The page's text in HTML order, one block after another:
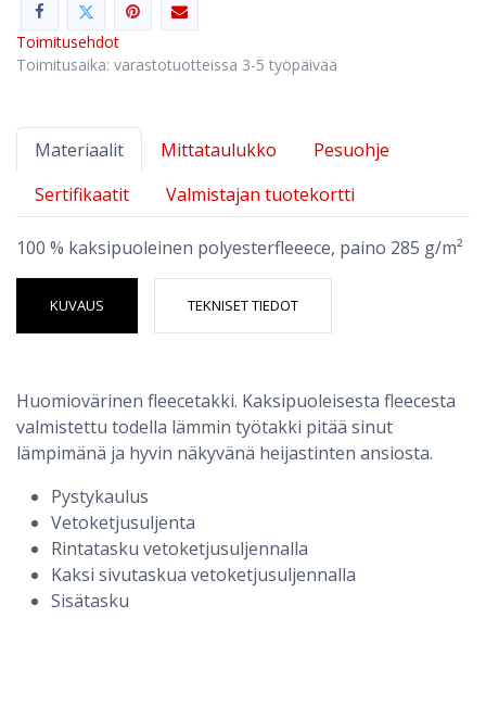
Toimitusehdot
Toimitusaika: varastotuotteissa 3-5 työpäivää
Materiaalit Mittataulukko
Pesuohje
Sertifikaatit
Valmistajan tuotekortti
100 % kaksipuoleinen polyesterfleeece, paino 285 g/m²
KUVAUS TEKNISET TIEDOT
Huomiovärinen fleecetakki. Kaksipuoleisesta fleecesta
valmistettu todella lämmin työtakki pitää sinut
lämpimänä ja hyvin näkyvänä heijastinten ansiosta.
Pystykaulus
Vetoketjusuljenta
Rintatasku vetoketjusuljennalla
Kaksi sivutaskua vetoketjusuljennalla
Sisätasku